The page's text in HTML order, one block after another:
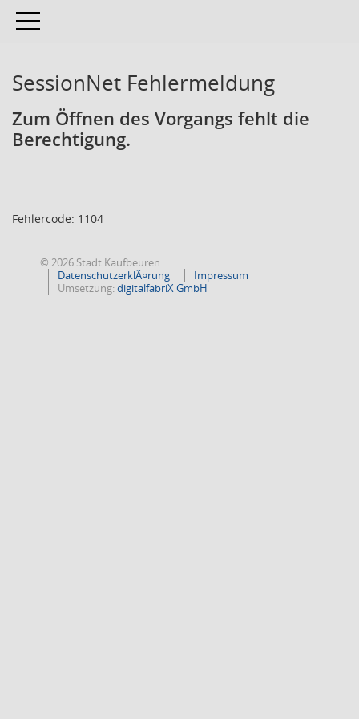
Toggle navigation
SessionNet Fehlermeldung
Zum Öffnen des Vorgangs fehlt die
Berechtigung.
Fehlercode: 1104
© 2026 Stadt Kaufbeuren
DatenschutzerklÃ¤rung
Impressum
Umsetzung:digitalfabriX GmbH